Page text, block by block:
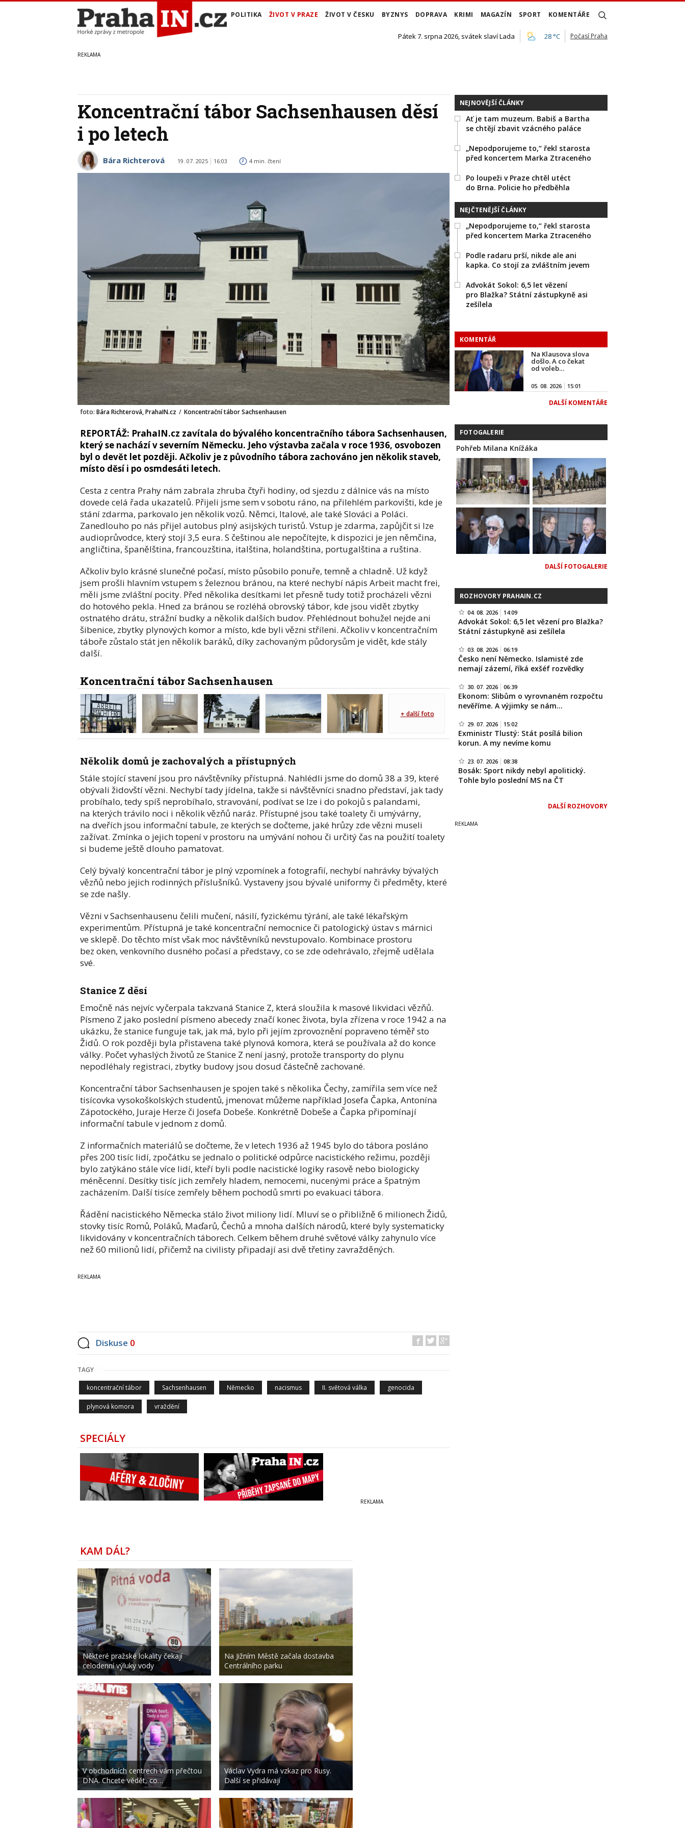
POLITIKA ŽIVOT V PRAZE ŽIVOT V ČESKU BYZNYS DOPRAVA KRIMI MAGAZÍN SPORT KOMENTÁŘE
Pátek 7. srpna 2026, svátek slaví Lada 28 °C Počasí Praha
Koncentrační tábor Sachsenhausen děsí
i po letech
Bára Richterová 19. 07. 2025 16:03 4 min. čtení
foto: Bára Richterová, PrahaIN.cz / Koncentrační tábor Sachsenhausen
REPORTÁŽ: PrahaIN.cz zavítala do bývalého koncentračního tábora Sachsenhausen,
který se nachází v severním Německu. Jeho výstavba začala v roce 1936, osvobozen
byl o devět let později. Ačkoliv je z původního tábora zachováno jen několik staveb,
místo děsí i po osmdesáti letech.
Cesta z centra Prahy nám zabrala zhruba čtyři hodiny, od sjezdu z dálnice vás na místo
dovede celá řada ukazatelů. Přijeli jsme sem v sobotu ráno, na přilehlém parkovišti, kde je
stání zdarma, parkovalo jen několik vozů. Němci, Italové, ale také Slováci a Poláci.
Zanedlouho po nás přijel autobus plný asijských turistů. Vstup je zdarma, zapůjčit si lze
audioprůvodce, který stojí 3,5 eura. S češtinou ale nepočítejte, k dispozici je jen němčina,
angličtina, španělština, francouzština, italština, holandština, portugalština a ruština.
Ačkoliv bylo krásné slunečné počasí, místo působilo ponuře, temně a chladně. Už když
jsem prošli hlavním vstupem s železnou bránou, na které nechybí nápis Arbeit macht frei,
měli jsme zvláštní pocity. Před několika desítkami let přesně tudy totiž procházeli vězni
do hotového pekla. Hned za bránou se rozléhá obrovský tábor, kde jsou vidět zbytky
ostnatého drátu, strážní budky a několik dalších budov. Přehlédnout bohužel nejde ani
šibenice, zbytky plynových komor a místo, kde byli vězni stříleni. Ačkoliv v koncentračním
táboře zůstalo stát jen několik baráků, díky zachovaným půdorysům je vidět, kde stály
další.
Koncentrační tábor Sachsenhausen
+ další foto
Několik domů je zachovalých a přístupných
Stále stojící stavení jsou pro návštěvníky přístupná. Nahlédli jsme do domů 38 a 39, které
obývali židovští vězni. Nechybí tady jídelna, takže si návštěvníci snadno představí, jak tady
probíhalo, tedy spíš neprobíhalo, stravování, podívat se lze i do pokojů s palandami,
na kterých trávilo noci i několik vězňů naráz. Přístupné jsou také toalety či umývárny,
na dveřích jsou informační tabule, ze kterých se dočteme, jaké hrůzy zde vězni museli
zažívat. Zmínka o jejich topení v prostoru na umývání nohou či určitý čas na použití toalety
si budeme ještě dlouho pamatovat.
Celý bývalý koncentrační tábor je plný vzpomínek a fotografií, nechybí nahrávky bývalých
vězňů nebo jejich rodinných příslušníků. Vystaveny jsou bývalé uniformy či předměty, které
se zde našly.
Vězni v Sachsenhausenu čelili mučení, násilí, fyzickému týrání, ale také lékařským
experimentům. Přístupná je také koncentrační nemocnice či patologický ústav s márnici
ve sklepě. Do těchto míst však moc návštěvníků nevstupovalo. Kombinace prostoru
bez oken, venkovního dusného počasí a představy, co se zde odehrávalo, zřejmě udělala
své.
Stanice Z děsí
Emočně nás nejvíc vyčerpala takzvaná Stanice Z, která sloužila k masové likvidaci vězňů.
Písmeno Z jako poslední písmeno abecedy značí konec života, byla zřízena v roce 1942 a na
ukázku, že stanice funguje tak, jak má, bylo při jejím zprovoznění popraveno téměř sto
Židů. O rok později byla přistavena také plynová komora, která se používala až do konce
války. Počet vyhaslých životů ze Stanice Z není jasný, protože transporty do plynu
nepodléhaly registraci, zbytky budovy jsou dosud částečně zachované.
Koncentrační tábor Sachsenhausen je spojen také s několika Čechy, zamířila sem více než
tisícovka vysokoškolských studentů, jmenovat můžeme například Josefa Čapka, Antonína
Zápotockého, Juraje Herze či Josefa Dobeše. Konkrétně Dobeše a Čapka připomínají
informační tabule v jednom z domů.
Z informačních materiálů se dočteme, že v letech 1936 až 1945 bylo do tábora posláno
přes 200 tisíc lidí, zpočátku se jednalo o politické odpůrce nacistického režimu, později
bylo zatýkáno stále více lidí, kteří byli podle nacistické logiky rasově nebo biologicky
méněcenní. Desítky tisíc jich zemřely hladem, nemocemi, nucenými práce a špatným
zacházením. Další tisíce zemřely během pochodů smrti po evakuaci tábora.
Řádění nacistického Německa stálo život miliony lidí. Mluví se o přibližně 6 milionech Židů,
stovky tisíc Romů, Poláků, Maďarů, Čechů a mnoha dalších národů, které byly systematicky
likvidovány v koncentračních táborech. Celkem během druhé světové války zahynulo více
než 60 milionů lidí, přičemž na civilisty připadají asi dvě třetiny zavražděných.
Diskuse 0
TAGY
koncentrační tábor Sachsenhausen Německo nacismus II. světová válka genocida
plynová komora vraždění
SPECIÁLY
NEJNOVĚJŠÍ ČLÁNKY
Ať je tam muzeum. Babiš a Bartha
se chtějí zbavit vzácného paláce
„Nepodporujeme to,“ řekl starosta
před koncertem Marka Ztraceného
Po loupeži v Praze chtěl utéct
do Brna. Policie ho předběhla
NEJČTENĚJŠÍ ČLÁNKY
„Nepodporujeme to,“ řekl starosta
před koncertem Marka Ztraceného
Podle radaru prší, nikde ale ani
kapka. Co stojí za zvláštním jevem
Advokát Sokol: 6,5 let vězení
pro Blažka? Státní zástupkyně asi
zešílela
KOMENTÁŘ
Na Klausova slova
došlo. A co čekat
od voleb…
05. 08. 2026 15:01
DALŠÍ KOMENTÁŘE
FOTOGALERIE
Pohřeb Milana Knížáka
DALŠÍ FOTOGALERIE
ROZHOVORY PRAHAIN.CZ
04. 08. 2026 14:09
Advokát Sokol: 6,5 let vězení pro Blažka?
Státní zástupkyně asi zešílela
03. 08. 2026 06:19
Česko není Německo. Islamisté zde
nemají zázemí, říká exšéf rozvědky
30. 07. 2026 06:39
Ekonom: Slibům o vyrovnaném rozpočtu
nevěříme. A výjimky se nám…
29. 07. 2026 15:02
Exministr Tlustý: Stát posílá bilion
korun. A my nevíme komu
23. 07. 2026 08:38
Bosák: Sport nikdy nebyl apolitický.
Tohle bylo poslední MS na ČT
DALŠÍ ROZHOVORY
KAM DÁL?
Některé pražské lokality čekají
celodenní výluky vody
V obchodních centrech vám přečtou
DNA. Chcete vědět, co…
Na Jižním Městě začala dostavba
Centrálního parku
Václav Vydra má vzkaz pro Rusy.
Další se přidávají